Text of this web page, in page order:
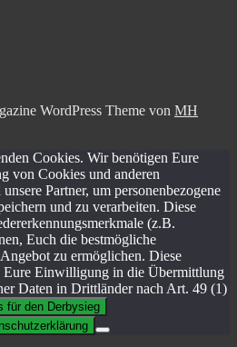
WordPress Theme von MH
Cookies. Wir benötigen Eure
von Cookies und anderen
Partner, um personenbezogene
und zu verarbeiten. Diese
(z.B.
Euch die bestmögliche
zu ermöglichen. Diese
Eure Einwilligung in die Übermittlung
Daten in Drittländer nach Art. 49 (1)
für den Derbysieg